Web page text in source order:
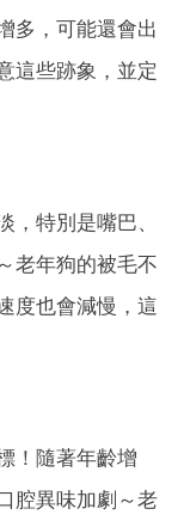
多，可能還會出
這些跡象，並定
，特別是嘴巴、
老年狗的被毛不
度也會減慢，這
！隨著年齡增
腔異味加劇～老